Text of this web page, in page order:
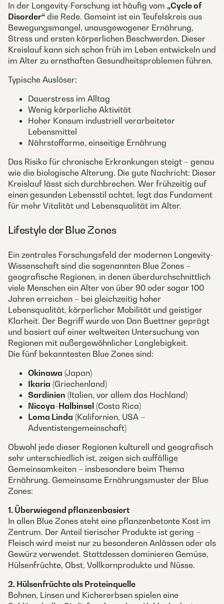
In der Longevity-Forschung ist häufig vom „Cycle of
Disorder“ die Rede. Gemeint ist ein Teufelskreis aus
Bewegungsmangel, unausgewogener Ernährung,
Stress und ersten körperlichen Beschwerden. Dieser
Kreislauf kann sich schon früh im Leben entwickeln und
im Alter zu ernsthaften Gesundheitsproblemen führen.
Typische Auslöser:
Dauerstress im Alltag
Wenig körperliche Aktivität
Hoher Konsum industriell verarbeiteter
Lebensmittel
Nährstoffarme, einseitige Ernährung
Das Risiko für chronische Erkrankungen steigt – genau
wie die biologische Alterung. Die gute Nachricht: Dieser
Kreislauf lässt sich durchbrechen. Wer frühzeitig auf
einen gesunden Lebensstil achtet, legt das Fundament
für mehr Vitalität und Lebensqualität im Alter.
Lifestyle der Blue Zones
Ein zentrales Forschungsfeld der modernen Longevity-
Wissenschaft sind die sogenannten Blue Zones –
geografische Regionen, in denen überdurchschnittlich
viele Menschen ein Alter von über 90 oder sogar 100
Jahren erreichen – bei gleichzeitig hoher
Lebensqualität, körperlicher Mobilität und geistiger
Klarheit. Der Begriff wurde von Dan Buettner geprägt
und basiert auf einer weltweiten Untersuchung von
Regionen mit außergewöhnlicher Langlebigkeit.
Die fünf bekanntesten Blue Zones sind:
Okinawa (Japan)
Ikaria (Griechenland)
Sardinien (Italien, vor allem das Hochland)
Nicoya-Halbinsel (Costa Rica)
Loma Linda (Kalifornien, USA –
Adventistengemeinschaft)
Obwohl jede dieser Regionen kulturell und geografisch
sehr unterschiedlich ist, zeigen sich auffällige
Gemeinsamkeiten – insbesondere beim Thema
Ernährung. Gemeinsame Ernährungsmuster der Blue
Zones:
1. Überwiegend pflanzenbasiert
In allen Blue Zones steht eine pflanzenbetonte Kost im
Zentrum. Der Anteil tierischer Produkte ist gering –
Fleisch wird meist nur zu besonderen Anlässen oder als
Gewürz verwendet. Stattdessen dominieren Gemüse,
Hülsenfrüchte, Obst, Vollkornprodukte und Nüsse.
2. Hülsenfrüchte als Proteinquelle
Bohnen, Linsen und Kichererbsen spielen eine